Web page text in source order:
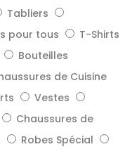
Tabliers
pour tous
T-Shirts
Bouteilles
de Cuisine
Vestes
Chaussures de
Robes Spécial